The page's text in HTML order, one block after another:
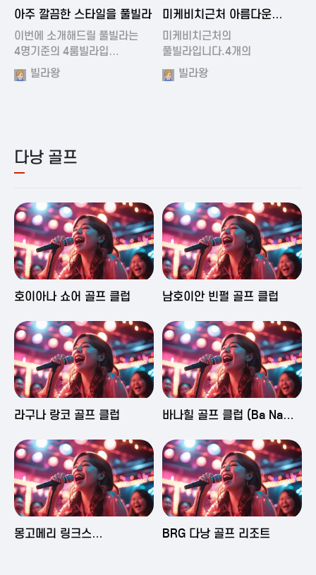
2024-11-19 01:01
아주 깔끔한 스타일을 풀빌라
이번에 소개해드릴 풀빌라는
4명기준의 4룸빌라입…
빌라왕
2024-11-16 15:32
미케비치근처 아름다운
풀빌라
미케비치근처의
풀빌라입니다.4개의
아름다운방과…
빌라왕
다낭 골프
2025-06-03 16:43
호이아나 쇼어 골프 클럽 2025-06-03 15:09
남호이안 빈펄 골프 클럽
2025-06-03 15:05
라구나 랑코 골프 클럽 2025-06-03 14:58
바나힐 골프 클럽 (Ba Na
2025-06-03 14:50
몽고메리 링크스
2025-06-02 23:29
BRG 다낭 골프 리조트